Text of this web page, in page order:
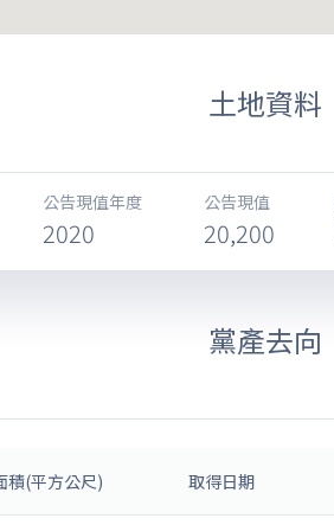
土地資料
公告現值年度
2020
公告現值
20,200
黨產去向
積(平方公尺) 取得日期